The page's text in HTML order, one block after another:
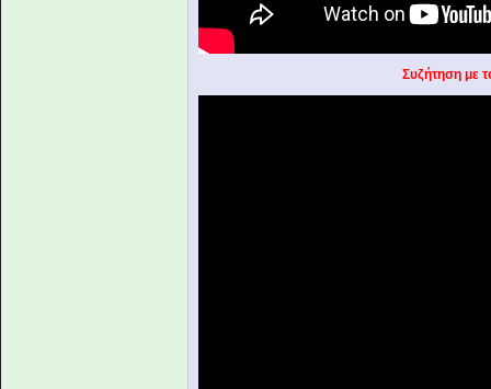
Συζήτηση με